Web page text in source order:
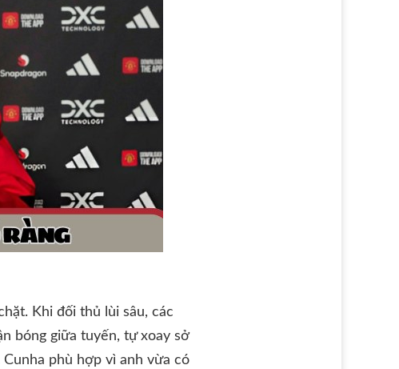
Khi đối thủ lùi sâu, các
bóng giữa tuyến, tự xoay sở
phù hợp vì anh vừa có